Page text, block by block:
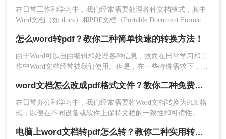
大家更好地应对工作需求。
在日常工作和学习中，我们经常需要处理各种文档格式，其中
Word文档（如.docx）和PDF文档（Portable Document Format）
选项而广受欢迎，而PDF文档则因其跨平台兼容性、格式稳定
性和安全性而备受青睐。当我们将Word文档编辑完成后，有时
需要将其保存为PDF格式，以确保文档的格式和内容在分享或
打印时保持一致。本文将介绍word文档如何保存为pdf格式。
怎么word转pdf？教你二种简单快速的转换方法！
由于Word可以自由编辑和处理各种信息，故而在日常学习和工
作中Word文档经常被我们使用。但是，在一些特殊需求下，我
输和分享后没有乱码问题。那么，怎么word转pdf呢？接下来分
享二种实用的转换方法，让我们一起来看看。
word文档怎么改成pdf格式文件？教你二种免费转换方法！
在日常办公和学习中，我们经常需要将Word文档转换为PDF格
式，以便在不同设备或软件上保持文档的一致性和可读性。
用。那么word文档怎么改成pdf格式文件呢？下面将介绍两种将
电脑上word文档转pdf怎么转？教你二种实用转换方法！